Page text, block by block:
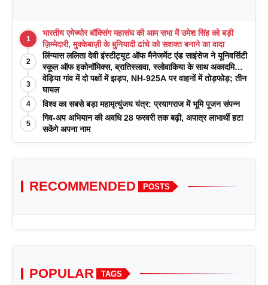
1
भारतीय एमेच्योर बॉक्सिंग महासंघ की आम सभा में उमेश सिंह को बड़ी
ज़िम्मेदारी, मुक्केबाज़ी के बुनियादी ढांचे को सशक्त बनाने का वादा
2
लिंग्यास ललिता देवी इंस्टीट्यूट ऑफ मैनेजमेंट एंड साइंसेज ने यूनिवर्सिटी
स्कूल ऑफ इकोनॉमिक्स, ब्रातिस्लावा, स्लोवाकिया के साथ अकादमिक
पत्रिकाओं में प्रकाशन रणनीतियों पर एक दिवसीय कार्यशाला का
आयोजन किया
3
वेड़िया गांव में दो पक्षों में झड़प, NH-925A पर वाहनों में तोड़फोड़; तीन
घायल
4 विश्व का सबसे बड़ा महामृत्युंजय यंत्र: प्रयागराज में भूमि पूजन संपन्न
5
गिव-अप अभियान की अवधि 28 फरवरी तक बढ़ी, अपात्र लाभार्थी हटा
सकेंगे अपना नाम
RECOMMENDED POSTS
POPULAR TAGS